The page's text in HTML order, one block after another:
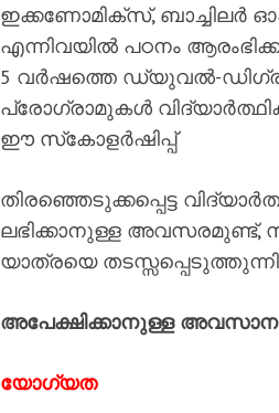
ഇക്കണോമിക്‌സ്, ബാച്ചിലർ
എന്നിവയിൽ പഠനം
5 വർഷത്തെ ഡ്യുവൽ-ഡിഗ്രി
പ്രോഗ്രാമുകൾ
ഈ സ്‌കോളർഷിപ്പ്
തിരഞ്ഞെടുക്കപ്പെട്ട
ലഭിക്കാനുള്ള അവസരമുണ്ട്,
യാത്രയെ
അപേക്ഷിക്കാനുള്ള അവസാന
യോഗ്യത